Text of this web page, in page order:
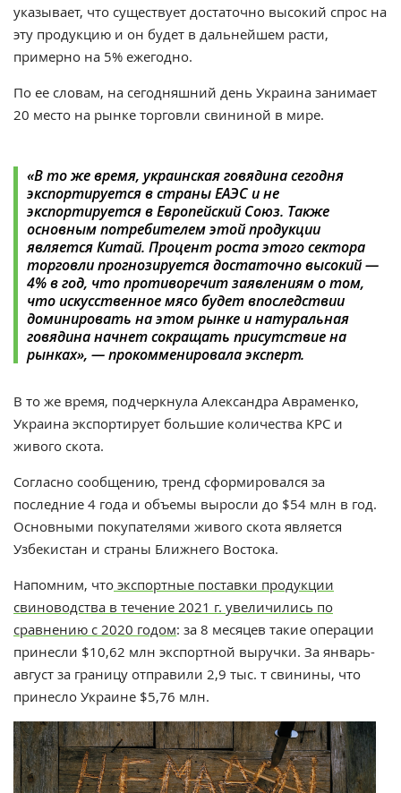
указывает, что существует достаточно высокий спрос на
эту продукцию и он будет в дальнейшем расти,
примерно на 5% ежегодно.
По ее словам, на сегодняшний день Украина занимает
20 место на рынке торговли свининой в мире.
«В то же время, украинская говядина сегодня
экспортируется в страны ЕАЭС и не
экспортируется в Европейский Союз. Также
основным потребителем этой продукции
является Китай. Процент роста этого сектора
торговли прогнозируется достаточно высокий —
4% в год, что противоречит заявлениям о том,
что искусственное мясо будет впоследствии
доминировать на этом рынке и натуральная
говядина начнет сокращать присутствие на
рынках», — прокомменировала эксперт.
В то же время, подчеркнула Александра Авраменко,
Украина экспортирует большие количества КРС и
живого скота.
Согласно сообщению, тренд сформировался за
последние 4 года и объемы выросли до $54 млн в год.
Основными покупателями живого скота является
Узбекистан и страны Ближнего Востока.
Напомним, что экспортные поставки продукции
свиноводства в течение 2021 г. увеличились по
сравнению с 2020 годом: за 8 месяцев такие операции
принесли $10,62 млн экспортной выручки. За январь-
август за границу отправили 2,9 тыс. т свинины, что
принесло Украине $5,76 млн.